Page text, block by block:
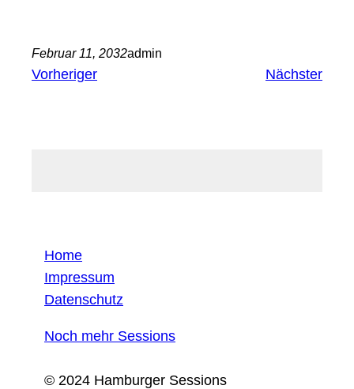
Februar 11, 2032admin
Vorheriger Nächster
Home
Impressum
Datenschutz
Noch mehr Sessions
© 2024 Hamburger Sessions